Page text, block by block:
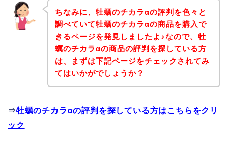
ちなみに、牡蠣のチカラαの評判を色々と
調べていて牡蠣のチカラαの商品を購入で
きるページを発見しましたよ♪なので、牡
蠣のチカラαの商品の評判を探している方
は、まずは下記ページをチェックされてみ
てはいかがでしょうか？
⇒牡蠣のチカラαの評判を探している方はこちらをクリ
ック